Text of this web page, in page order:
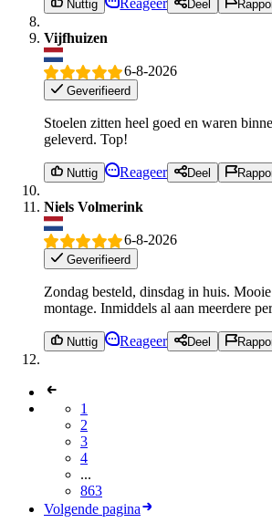
Nuttig Reageer Deel
Vijfhuizen
6-8-2026
Geverifieerd
Stoelen zitten heel goed en waren
geleverd. Top!
Nuttig Reageer Deel
Niels Volmerink
6-8-2026
Geverifieerd
Zondag besteld, dinsdag in huis.
montage. Inmiddels al aan meerdere
Nuttig Reageer Deel
1
2
3
4
...
863
Volgende pagina